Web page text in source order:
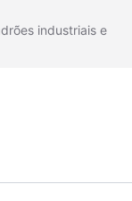
industriais e